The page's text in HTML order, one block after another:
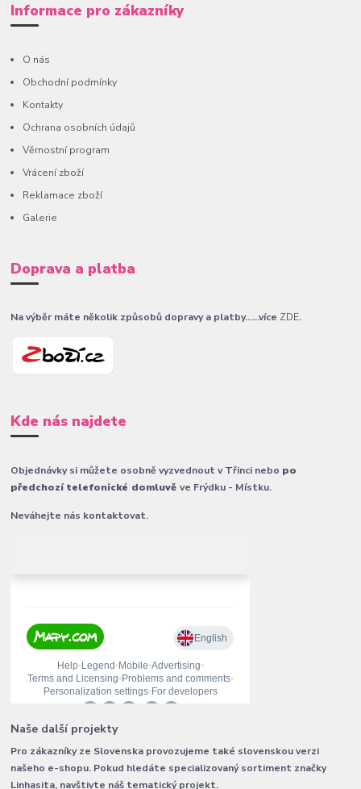
Informace pro zákazníky
O nás
Obchodní podmínky
Kontakty
Ochrana osobních údajů
Věrnostní program
Vrácení zboží
Reklamace zboží
Galerie
Doprava a platba
Na výběr máte několik způsobů dopravy a platby......více ZDE.
Kde nás najdete
Objednávky si můžete osobně vyzvednout v Třinci nebo po
předchozí telefonické domluvěve Frýdku - Místku.
Neváhejte nás kontaktovat.
Naše další projekty
Pro zákazníky ze Slovenska provozujeme také slovenskou verzi
našeho e-shopu. Pokud hledáte specializovaný sortiment značky
Linhasita, navštivte náš tematický projekt.